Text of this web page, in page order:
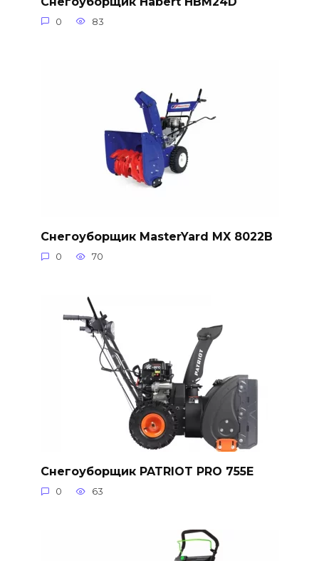
0 83
Снегоуборщик MasterYard MX 8022B
0 70
Снегоуборщик PATRIOT PRO 755E
0 63